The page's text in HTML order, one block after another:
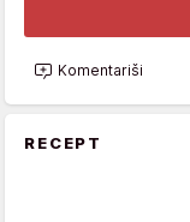
Komentariši
RECEPT